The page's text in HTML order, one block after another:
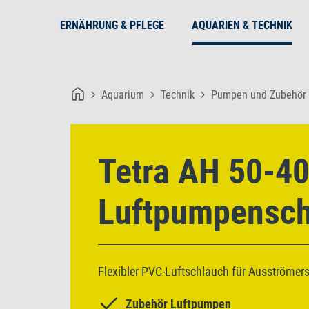
ERNÄHRUNG & PFLEGE AQUARIEN & TECHNIK
Aquarium Technik Pumpen und Zubehör
Tetra AH 50-
Flexibler PVC-Luftschlauch für
Zubehör Luftpumpen